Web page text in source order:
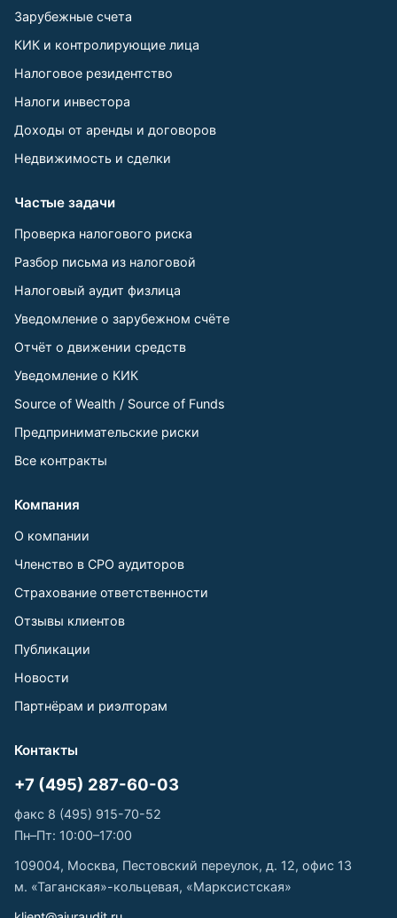
Зарубежные счета
КИК и контролирующие лица
Налоговое резидентство
Налоги инвестора
Доходы от аренды и договоров
Недвижимость и сделки
Частые задачи
Проверка налогового риска
Разбор письма из налоговой
Налоговый аудит физлица
Уведомление о зарубежном счёте
Отчёт о движении средств
Уведомление о КИК
Source of Wealth / Source of Funds
Предпринимательские риски
Все контракты
Компания
О компании
Членство в СРО аудиторов
Страхование ответственности
Отзывы клиентов
Публикации
Новости
Партнёрам и риэлторам
Контакты
+7 (495) 287-60-03
факс 8 (495) 915-70-52
Пн–Пт: 10:00–17:00
109004, Москва, Пестовский переулок, д. 12, офис 13
м. «Таганская»-кольцевая, «Марксистская»